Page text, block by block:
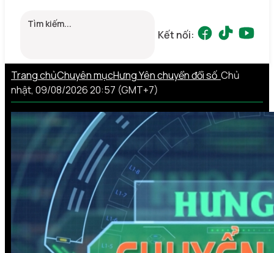
Kết nối:
Trang chủChuyên mụcHưng Yên chuyển đổi số Chủ
nhật, 09/08/2026 20:57 (GMT+7)